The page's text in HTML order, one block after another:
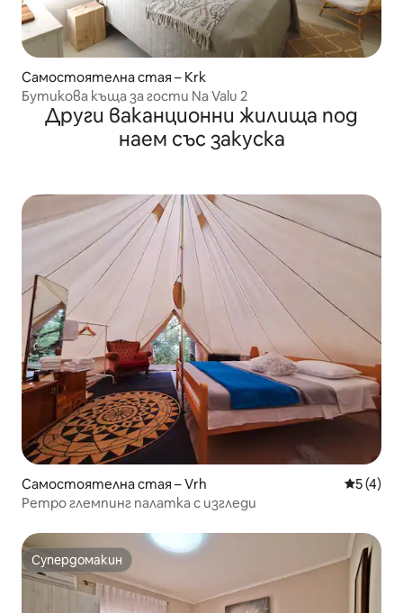
Самостоятелна стая – Krk
Бутикова къща за гости Na Valu 2
Други ваканционни жилища под
наем със закуска
Самостоятелна стая – Vrh Средна
5 (4)
Ретро глемпинг палатка с изгледи
Супердомакин
Супердомакин